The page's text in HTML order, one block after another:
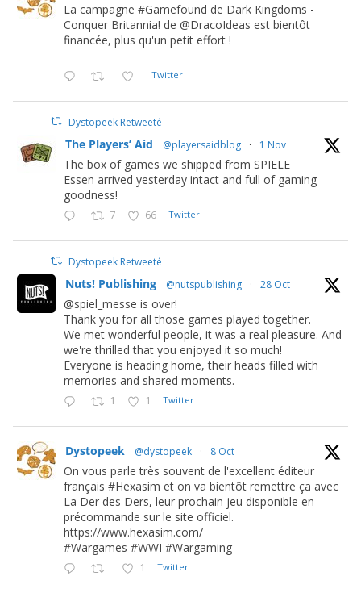
La campagne #Gamefound de Dark Kingdoms -
Conquer Britannia! de @DracoIdeas est bientôt
financée, plus qu'un petit effort !
Twitter
Dystopeek Retweeté
The Players’ Aid @playersaidblog · 1 Nov
The box of games we shipped from SPIELE
Essen arrived yesterday intact and full of gaming
goodness!
7 66 Twitter
Dystopeek Retweeté
Nuts! Publishing @nutspublishing · 28 Oct
@spiel_messe is over!
Thank you for all those games played together.
We met wonderful people, it was a real pleasure. And
we're thrilled that you enjoyed it so much!
Everyone is heading home, their heads filled with
memories and shared moments.
1 1 Twitter
Dystopeek @dystopeek · 8 Oct
On vous parle très souvent de l'excellent éditeur
français #Hexasim et on va bientôt remettre ça avec
La Der des Ders, leur prochain jeu disponible en
précommande sur le site officiel.
https://www.hexasim.com/
#Wargames #WWI #Wargaming
1 Twitter